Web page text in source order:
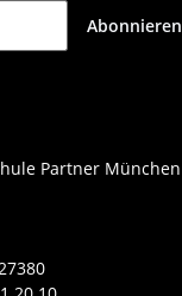
Abonnieren
Partner München